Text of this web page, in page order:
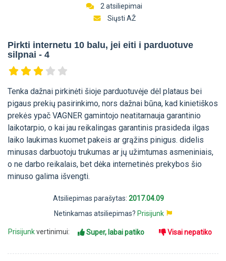
2 atsiliepimai
Siųsti AŽ
Pirkti internetu 10 balu, jei eiti i parduotuve
silpnai - 4
Tenka dažnai pirkinėti šioje parduotuvėje dėl plataus bei
pigaus prekių pasirinkimo, nors dažnai būna, kad kinietiškos
prekės ypač VAGNER gamintojo neatitarnauja garantinio
laikotarpio, o kai jau reikalingas garantinis prasideda ilgas
laiko laukimas kuomet pakeis ar grąžins pinigus. didelis
minusas darbuotoju trukumas ar jų užimtumas asmeniniais,
o ne darbo reikalais, bet dėka internetinės prekybos šio
minuso galima išvengti.
Atsiliepimas parašytas: 2017.04.09
Netinkamas atsiliepimas? Prisijunk
Prisijunkvertinimui: Super, labai patiko Visai nepatiko